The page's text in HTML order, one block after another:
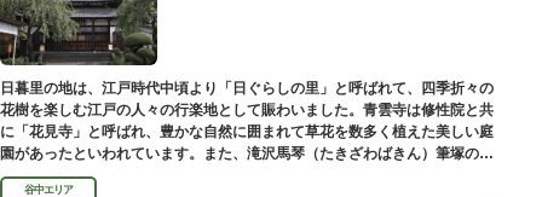
日暮里の地は、江戸時代中頃より「日ぐらしの里」と呼ばれて、四季折々の
花樹を楽しむ江戸の人々の行楽地として賑わいました。青雲寺は修性院と共
に「花見寺」と呼ばれ、豊かな自然に囲まれて草花を数多く植えた美しい庭
園があったといわれています。また、滝沢馬琴（たきざわばきん）筆塚の碑
があります。
谷中エリア